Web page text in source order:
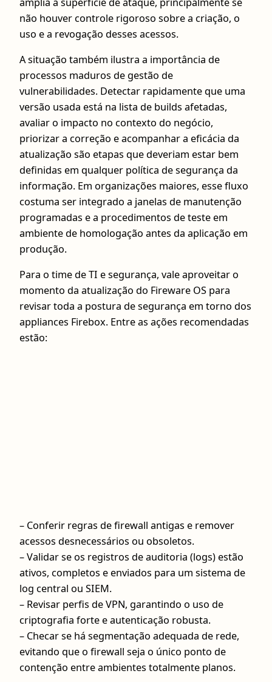
não houver controle rigoroso sobre a criação, o
uso e a revogação desses acessos.
A situação também ilustra a importância de
processos maduros de gestão de
vulnerabilidades. Detectar rapidamente que uma
versão usada está na lista de builds afetadas,
avaliar o impacto no contexto do negócio,
priorizar a correção e acompanhar a eficácia da
atualização são etapas que deveriam estar bem
definidas em qualquer política de segurança da
informação. Em organizações maiores, esse fluxo
costuma ser integrado a janelas de manutenção
programadas e a procedimentos de teste em
ambiente de homologação antes da aplicação em
produção.
Para o time de TI e segurança, vale aproveitar o
momento da atualização do Fireware OS para
revisar toda a postura de segurança em torno dos
appliances Firebox. Entre as ações recomendadas
estão:
– Conferir regras de firewall antigas e remover
acessos desnecessários ou obsoletos.
– Validar se os registros de auditoria (logs) estão
ativos, completos e enviados para um sistema de
log central ou SIEM.
– Revisar perfis de VPN, garantindo o uso de
criptografia forte e autenticação robusta.
– Checar se há segmentação adequada de rede,
evitando que o firewall seja o único ponto de
contenção entre ambientes totalmente planos.